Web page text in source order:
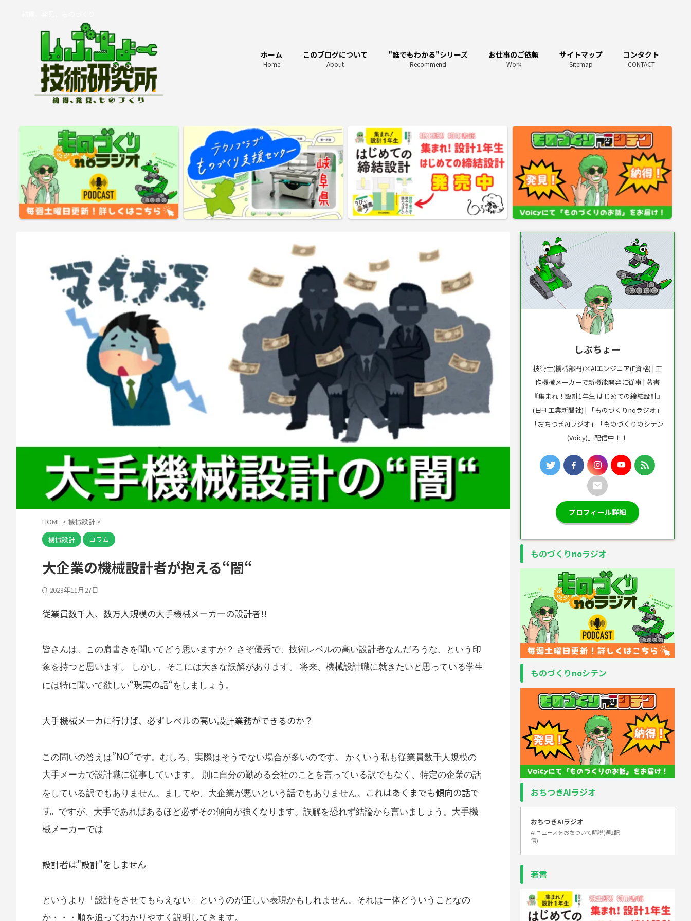
ホーム
Home
このブログについて
About
"誰でもわかる"シリーズ
Recommend
お仕事のご依頼
Work
サイトマップ
Sitemap
コンタクト
CONTACT
HOME > 機械設計 >
機械設計
コラム
大企業の機械設計者が抱える“闇“
2023年11月27日
従業員数千人、数万人規模の大手機械メーカーの設計者!!
皆さんは、この肩書きを聞いてどう思いますか？ さぞ優秀で、技術レベルの高い設計者なんだろうな、という印
象を持つと思います。 しかし、そこには大きな誤解があります。 将来、機械設計職に就きたいと思っている学生
には特に聞いて欲しい“現実の話“をしましょう。
大手機械メーカに行けば、必ずレベルの高い設計業務ができるのか？
この問いの答えは”NO”です。むしろ、実際はそうでない場合が多いのです。 かくいう私も従業員数千人規模の
大手メーカで設計職に従事しています。 別に自分の勤める会社のことを言っている訳でもなく、特定の企業の話
をしている訳でもありません。ましてや、大企業が悪いという話でもありません。
これはあくまでも傾向の話で
す。
ですが、大手であればあるほど必ずその傾向が強くなります。誤解を恐れず結論から言いましょう。大手機
械メーカーでは
設計者は"設計"をしません
というより「設計をさせてもらえない」というのが正しい表現かもしれません。それは一体どういうことなの
か・・・順を追ってわかりやすく説明してきます。
しぶちょー
技術士(機械部門)×AIエンジニア(E資格) | 工
作機械メーカーで新機能開発に従事 | 著書
『集まれ！設計1年生 はじめての締結設計』
(日刊工業新聞社) | 「ものづくりnoラジオ」
「おちつきAIラジオ」「ものづくりのシテン
(Voicy)」配信中！！
プロフィール詳細
ものづくりnoラジオ
ものづくりnoシテン
おちつきAIラジオ
おちつきAIラジオ
AIニュースをおちついて解説(週2配
信)
著書